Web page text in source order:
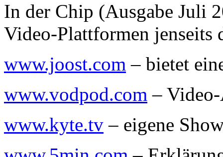
In der Chip (Ausgabe Juli
Video-Plattformen jenseits
www.joost.com – bietet
www.vodpod.com –
www.kyte.tv – eigene